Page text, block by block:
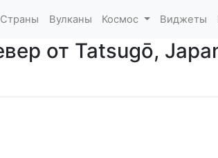
Страны Вулканы Космос Виджеты
от Tatsugō,